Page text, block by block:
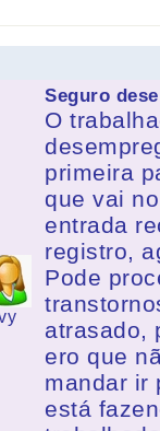
Seguro
O
primeira
que vai
entrada
registro,
Pode
atrasado,
ero que
mandar ir
está